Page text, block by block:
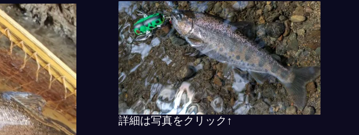
詳細は写真をクリック↑